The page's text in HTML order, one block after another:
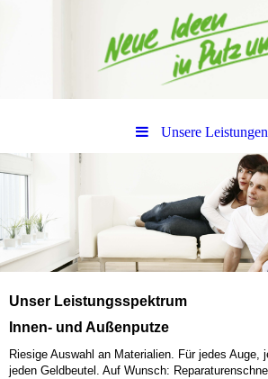
Unsere Leistungen
Unser Leistungsspektrum
Innen- und Außenputze
Riesige Auswahl an Materialien. Für jedes Auge,
jeden Geldbeutel. Auf Wunsch: